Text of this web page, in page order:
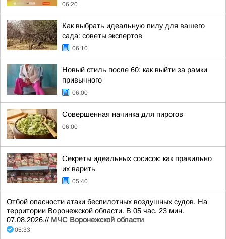
06:20
Как выбрать идеальную пилу для вашего
сада: советы экспертов
06:10
Новый стиль после 60: как выйти за рамки
привычного
06:00
Совершенная начинка для пирогов
06:00
Секреты идеальных сосисок: как правильно
их варить
05:40
Отбой опасности атаки беспилотных воздушных судов. На
территории Воронежской области. В 05 час. 23 мин.
07.08.2026.// МЧС Воронежской области
05:33